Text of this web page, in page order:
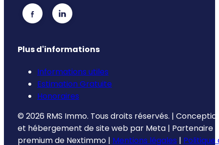
Plus d'informations
Informations utiles
Estimation Gratuite
Honoraires
© 2026 RMS Immo. Tous droits réservés. |
et hébergement de site web par Meta | Partenaire
premium de Nextimmo | Mentions légales | Politique